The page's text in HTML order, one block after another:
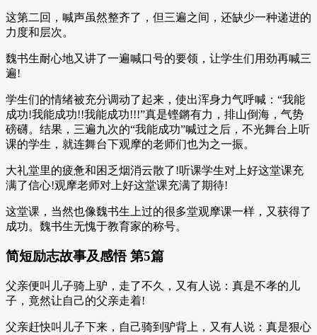
这第二回，喊声虽然整齐了，但三遍之间，还缺少一种递进的
力度和层次。
魏书生耐心地又讲了一遍喊口号的要领，让学生们用劲再喊三
遍!
学生们的情绪被充分调动了起来，使出浑身力气呼喊：“我能
成功!我能成功!!我能成功!!!”真是铿鏘有力，排山倒海，气势
磅礴。结果，三遍九次的“我能成功”喊过之后，不光舞台上听
课的学生，就连舞台下观摩的老师们也为之一振。
大礼堂里的疲惫和困乏烟消云散了!听课学生对上好这堂课充
满了信心!观摩老师对上好这堂课充满了期待!
这堂课，当然也像魏书生上过的很多堂观摩课一样，又获得了
成功。魏书生无愧于教育家的称号。
简短励志故事及感悟 第5篇
父亲便叫儿子骑上驴，走了不久，又有人说：真是不孝的儿
子，竟然让自己的父亲走着!
父亲赶快叫儿子下来，自己骑到驴背上，又有人说：真是狠心